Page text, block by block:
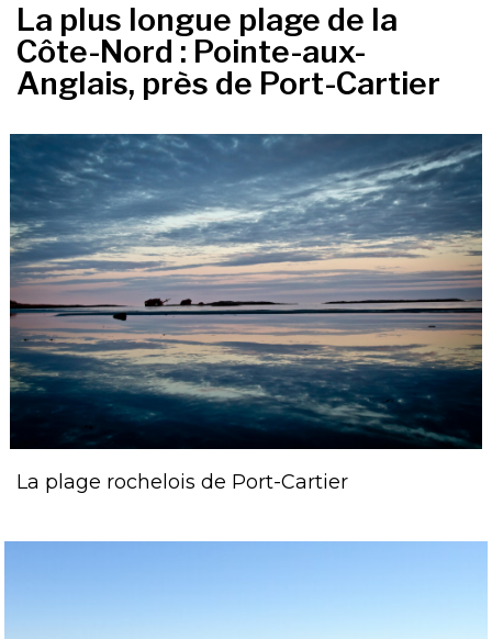
La plus longue plage de la
Côte-Nord : Pointe-aux-
Anglais, près de Port-Cartier
La plage rochelois de Port-Cartier